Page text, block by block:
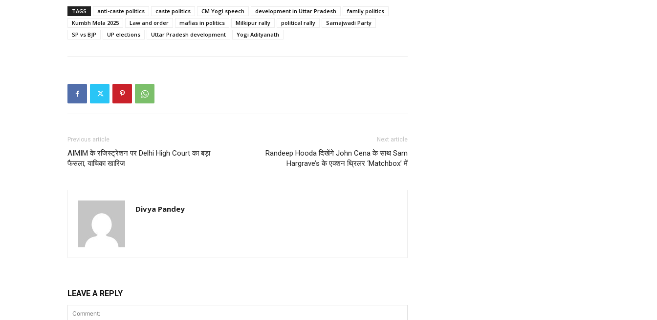
TAGS anti-caste politics caste politics CM Yogi speech development in Uttar Pradesh
family politics
Kumbh Mela 2025
Law and order mafias in politics Milkipur rally political rally
Samajwadi Party
SP vs BJP
UP elections Uttar Pradesh development Yogi Adityanath
Previous article
AIMIM के रजिस्ट्रेशन पर Delhi High Court का बड़ा
फैसला, याचिका खारिज
Next article
Randeep Hooda दिखेंगे John Cena के साथ Sam
Hargrave’s के एक्शन थ्रिलर ‘Matchbox’ में
Divya Pandey
LEAVE A REPLY